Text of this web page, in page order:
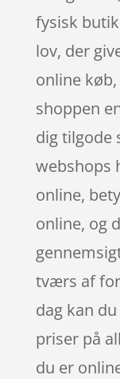
fysisk
lov, der
online
shoppen
dig tilgode
webshops
online,
online, og
tværs af
dag kan
priser på
du er